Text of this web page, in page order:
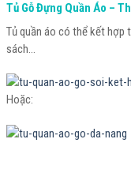
Tủ Gỗ Đựng Quần Áo –
Tủ quần áo có thể kết hợp
sách…
Hoặc: